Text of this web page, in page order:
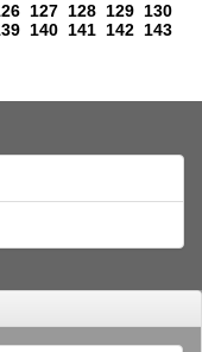
127 128 129 130
140 141 142 143